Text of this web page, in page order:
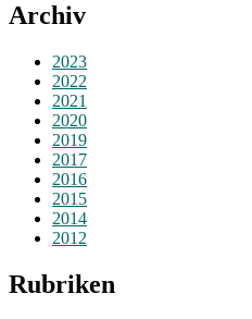
Archiv
2023
2022
2021
2020
2019
2017
2016
2015
2014
2012
Rubriken